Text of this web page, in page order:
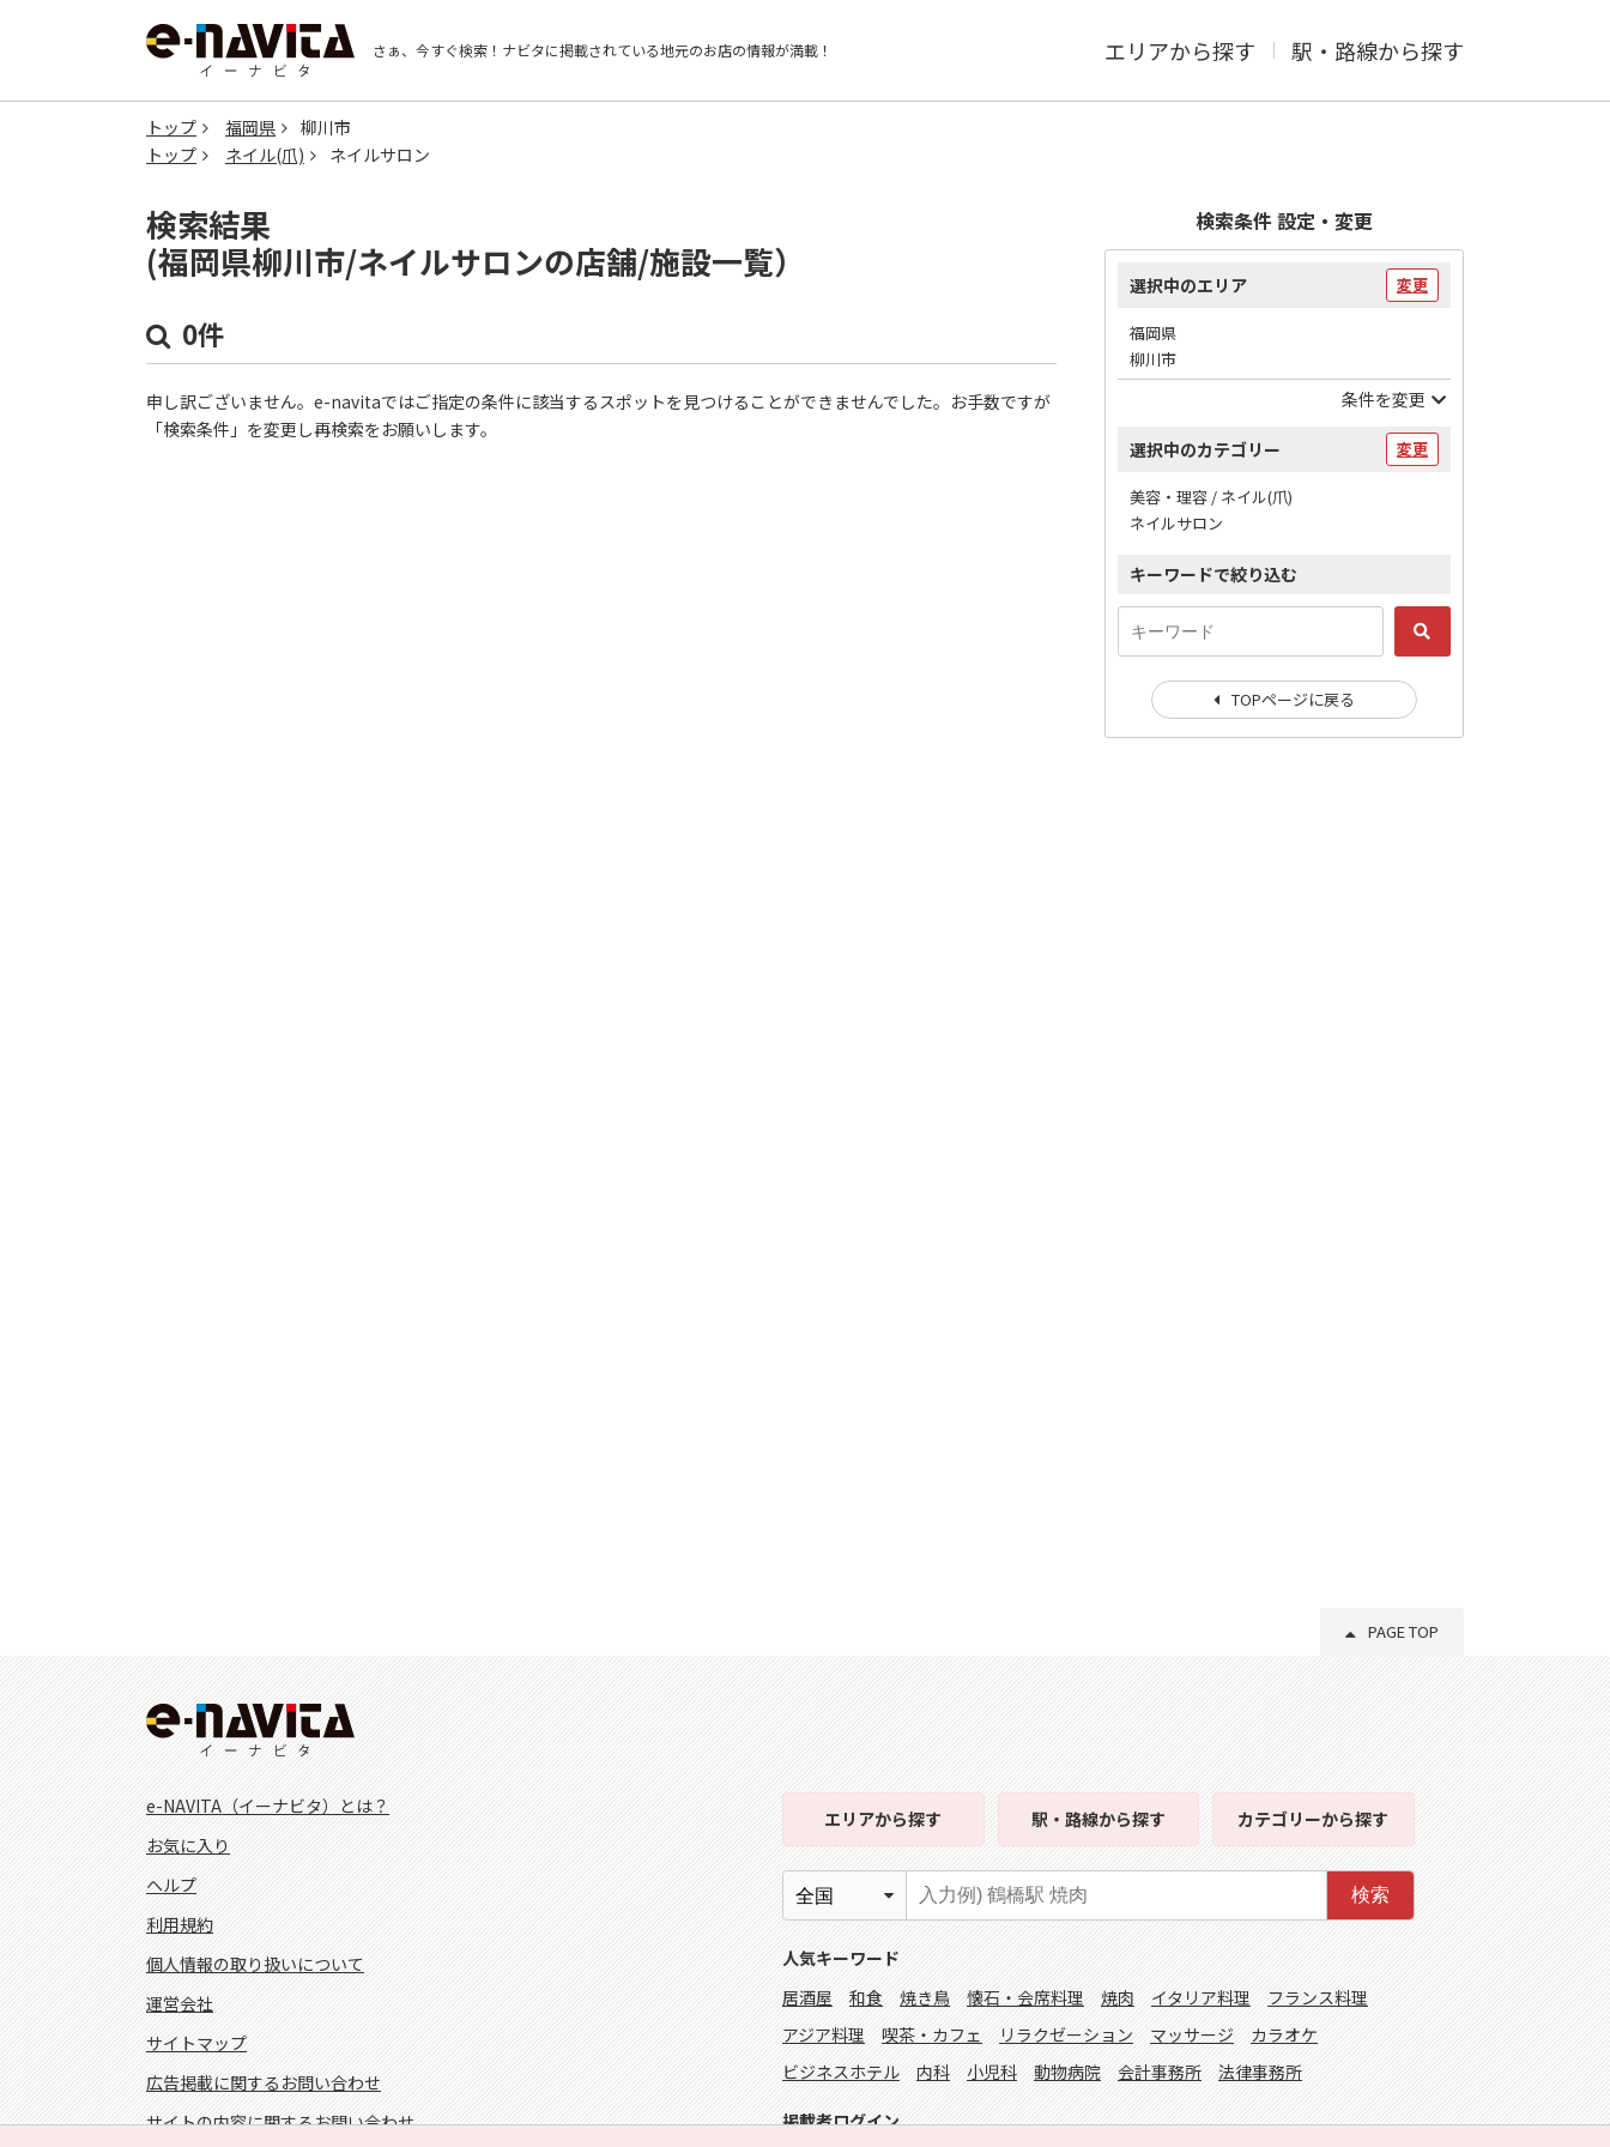
さぁ、今すぐ検索！ ナビタに掲載されている地元のお店の情報が満載！ エリアから探す 駅・路線から探す
トップ 福岡県
柳川市
トップ
ネイル(爪) ネイルサロン
検索結果
(福岡県柳川市/ネイルサロンの店舗/施設一覧）
0件
申し訳ございません。e-navitaではご指定の条件に該当するスポットを見つけることができませんでした。お手数ですが
「検索条件」を変更し再検索をお願いします。
検索条件 設定・変更
選択中のエリア 変更
福岡県
柳川市
条件を変更
選択中のカテゴリー 変更
美容・理容 / ネイル(爪)
ネイルサロン
キーワードで絞り込む
TOPページに戻る
PAGE TOP
e-NAVITA（イーナビタ）とは？
お気に入り
ヘルプ
利用規約
個人情報の取り扱いについて
運営会社
サイトマップ
広告掲載に関するお問い合わせ
サイトの内容に関するお問い合わせ
エリアから探す 駅・路線から探す カテゴリーから探す
検索
人気キーワード
居酒屋
和食 焼き鳥 懐石・会席料理 焼肉 イタリア料理
フランス料理
アジア料理
喫茶・カフェ リラクゼーション マッサージ
カラオケ
ビジネスホテル
内科 小児科 動物病院 会計事務所 法律事務所
掲載者ログイン